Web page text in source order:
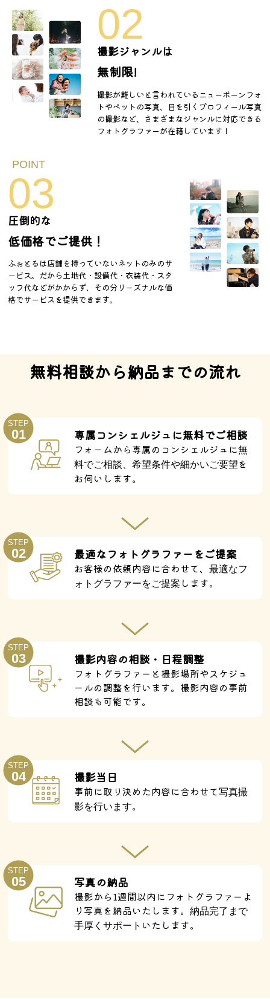
02
撮影ジャンルは
無制限!
撮影が難しいと言われているニューボーンフォ
トやペットの写真、目を引くプロフィール写真
の撮影など、さまざまなジャンルに対応できる
フォトグラファーが在籍しています！
03
圧倒的な
低価格でご提供！
ふぉとるは店舗を持っていないネットのみのサ
ービス。だから土地代・設備代・衣装代・スタ
ッフ代などがかからず、その分リーズナルな価
格でサービスを提供できます。
無料相談から納品までの流れ
STEP
01 専属コンシェルジュに無料でご相談
フォームから専属のコンシェルジュに無
料でご相談、希望条件や細かいご要望を
お伺いします。
STEP
02 最適なフォトグラファーをご提案
お客様の依頼内容に合わせて、
最適なフ
ォトグラファーをご提案 します。
STEP
03 撮影内容の相談・日程調整
フォトグラファーと撮影場所やスケジュ
ールの調整を行います。撮影内容の事前
相談も可能です。
STEP
04 撮影当日
事前に取り決めた内容に合わせて写真撮
影を行います。
STEP
05 写真の納品
撮影から1週間以内にフォトグラファーよ
り写真を納品いたします。
納品完了まで
手厚くサポート いたします。